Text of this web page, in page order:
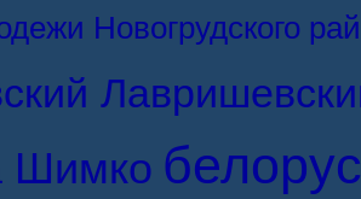
Новогрудского
Шимко